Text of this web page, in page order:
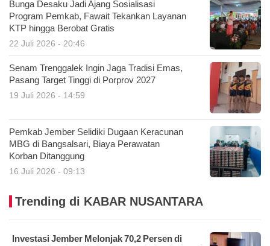
Bunga Desaku Jadi Ajang Sosialisasi
Program Pemkab, Fawait Tekankan Layanan
KTP hingga Berobat Gratis
22 Juli 2026 - 20:46
Senam Trenggalek Ingin Jaga Tradisi Emas,
Pasang Target Tinggi di Porprov 2027
19 Juli 2026 - 14:59
Pemkab Jember Selidiki Dugaan Keracunan
MBG di Bangsalsari, Biaya Perawatan
Korban Ditanggung
16 Juli 2026 - 09:13
Trending di KABAR NUSANTARA
Investasi Jember Melonjak 70,2 Persen di